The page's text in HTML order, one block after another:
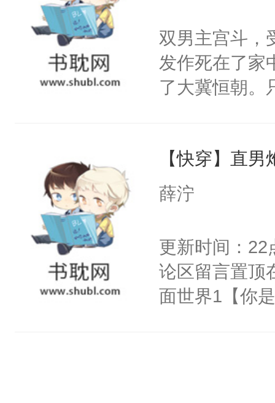
【阴郁暴戾上
ga受】【无生
年期均为兽态
穿]被迫和黑
莲花可不止有
点脑袋，看着
常见问题一：
教科书版：“
母的微笑：“
留看着面前
人，突然醒悟
卫天还没亮，
腰：“陛下，
不好了！”“那
双男主宫斗，
发作死在了家
了大冀恒朝。
惜被人暗害
绝。主神知晓
朝，一个从未
为三种性别。
构与男子相同
了一颗红色的
【快穿】直
薛泞
更新时间：22
论区留言置顶
面世界1【你